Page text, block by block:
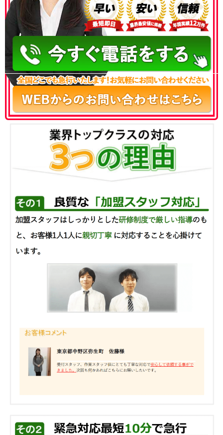
050-3186-4780